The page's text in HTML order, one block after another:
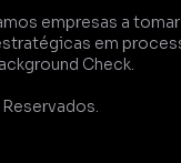
empresas a tomar
em
Check.